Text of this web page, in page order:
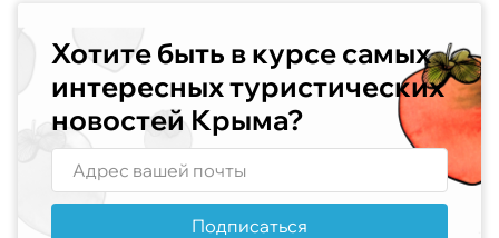
Хотите быть в курсе самых
интересных туристических
новостей Крыма?
Подписаться